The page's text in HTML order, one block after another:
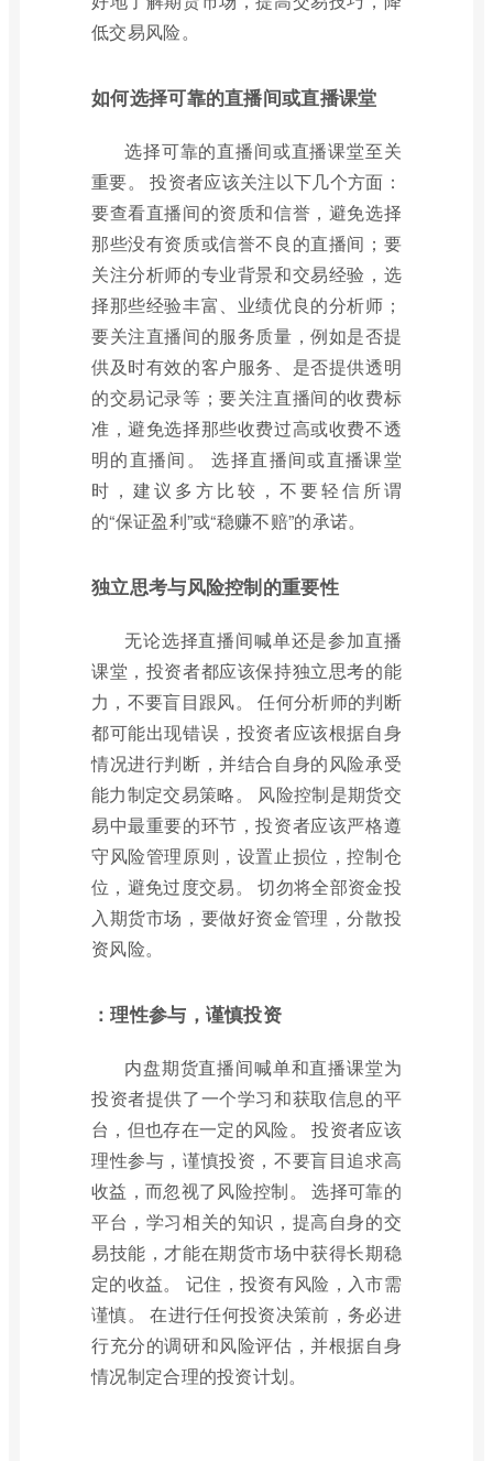
低交易风险。
如何选择可靠的直播间或直播课堂
选择可靠的直播间或直播课堂至关
重要。 投资者应该关注以下几个方面：
要查看直播间的资质和信誉，避免选择
那些没有资质或信誉不良的直播间；要
关注分析师的专业背景和交易经验，选
择那些经验丰富、业绩优良的分析师；
要关注直播间的服务质量，例如是否提
供及时有效的客户服务、是否提供透明
的交易记录等；要关注直播间的收费标
准，避免选择那些收费过高或收费不透
明的直播间。 选择直播间或直播课堂
时，建议多方比较，不要轻信所谓
的“保证盈利”或“稳赚不赔”的承诺。
独立思考与风险控制的重要性
无论选择直播间喊单还是参加直播
课堂，投资者都应该保持独立思考的能
力，不要盲目跟风。 任何分析师的判断
都可能出现错误，投资者应该根据自身
情况进行判断，并结合自身的风险承受
能力制定交易策略。 风险控制是期货交
易中最重要的环节，投资者应该严格遵
守风险管理原则，设置止损位，控制仓
位，避免过度交易。 切勿将全部资金投
入期货市场，要做好资金管理，分散投
资风险。
：理性参与，谨慎投资
内盘期货直播间喊单和直播课堂为
投资者提供了一个学习和获取信息的平
台，但也存在一定的风险。 投资者应该
理性参与，谨慎投资，不要盲目追求高
收益，而忽视了风险控制。 选择可靠的
平台，学习相关的知识，提高自身的交
易技能，才能在期货市场中获得长期稳
定的收益。 记住，投资有风险，入市需
谨慎。 在进行任何投资决策前，务必进
行充分的调研和风险评估，并根据自身
情况制定合理的投资计划。